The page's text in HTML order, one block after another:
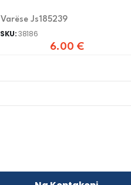
Varëse Js185239
SKU:38186
6.00 €